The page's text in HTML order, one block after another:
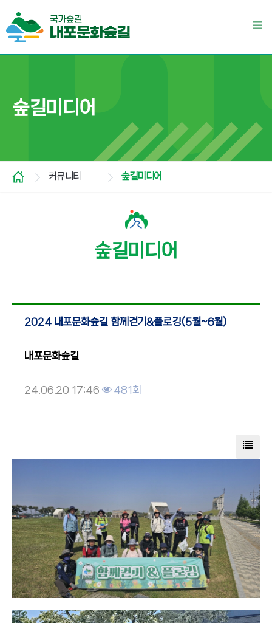
숲길미디어
커뮤니티 숲길미디어
숲길미디어
2024 내포문화숲길 함께걷기&플로깅(5월~6월)
내포문화숲길
24.06.20 17:46 481회